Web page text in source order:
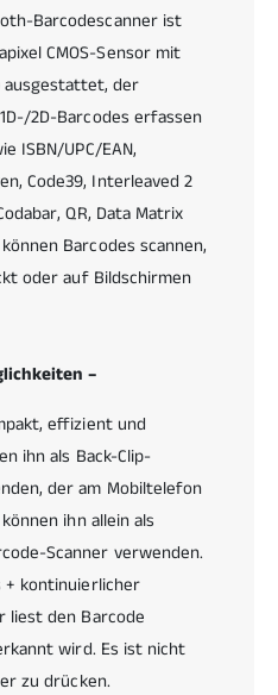
Barcodescanner ist
CMOS-Sensor mit
ausgestattet, der
2D-Barcodes erfassen
ISBN/UPC/EAN,
Code39, Interleaved 2
QR, Data Matrix
Barcodes scannen,
oder auf Bildschirmen
–
effizient und
ihn als Back-Clip-
der am Mobiltelefon
ihn allein als
Scanner verwenden.
+ kontinuierlicher
liest den Barcode
wird. Es ist nicht
zu drücken.